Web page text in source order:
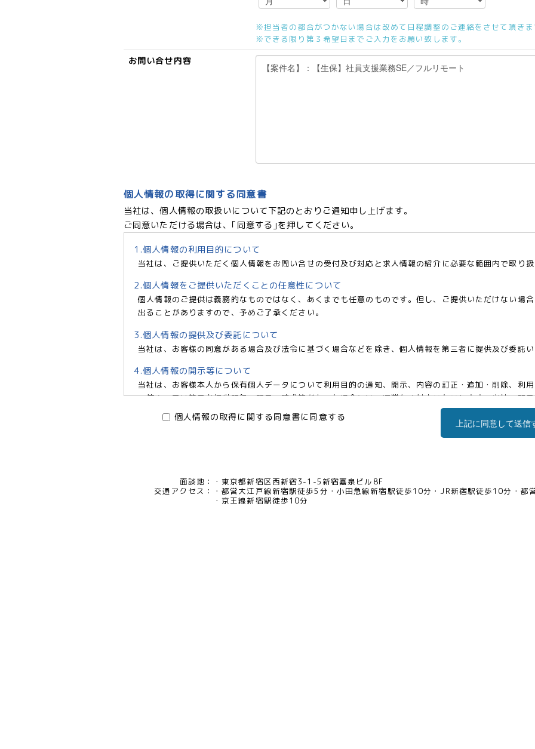
※担当者の都合がつかない場合は改めて日程調整のご連絡をさせて頂き
※できる限り第３希望日までご入力をお願い致します。
お問い合せ内容
個人情報の取得に関する同意書
当社は、個人情報の取扱いについて下記のとおりご通知申し上げます。
ご同意いただける場合は、｢同意する｣を押してください。
1.個人情報の利用目的について
当社は、ご提供いただく個人情報をお問い合せの受付及び対応と求人情報の紹介に必要な範囲内で取り
2.個人情報をご提供いただくことの任意性について
個人情報のご提供は義務的なものではなく、あくまでも任意のものです。但し、ご提供いただけない場
出ることがありますので、予めご了承ください。
3.個人情報の提供及び委託について
当社は、お客様の同意がある場合及び法令に基づく場合などを除き、個人情報を第三者に提供及び委託
4.個人情報の開示等について
当社は、お客様本人から保有個人データについて利用目的の通知、開示、内容の訂正・追加・削除、利
の停止、又は第三者提供記録の開示の請求等があった場合には、遅滞なく対応いたいします。当社の
6966 e-mail:pv@mimaze.co.jp)までお申し出ください。
eメール：pv@mimaze.co.jp
個人情報の取得に関する同意書に同意する 上記に同意して送信
面談地：
東京都新宿区西新宿3-1-5新宿嘉泉ビル8F
交通アクセス：
都営大江戸線新宿駅徒歩5分 小田急線新宿駅徒歩10分 JR新宿駅徒歩10分
都
京王線新宿駅徒歩10分